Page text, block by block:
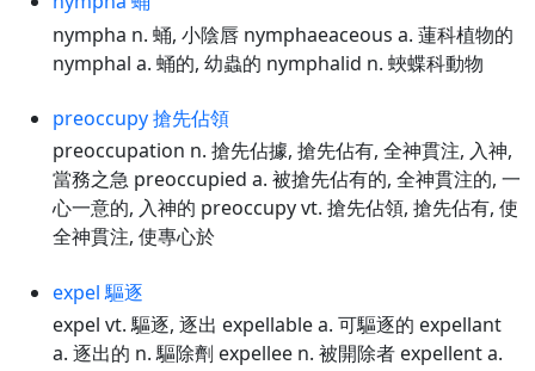
nympha n. 蛹, 小陰唇 nymphaeaceous a. 蓮科植物的
nymphal a. 蛹的, 幼蟲的 nymphalid n. 蛺蝶科動物
preoccupy 搶先佔領
preoccupation n. 搶先佔據, 搶先佔有, 全神貫注, 入神,
當務之急 preoccupied a. 被搶先佔有的, 全神貫注的, 一
心一意的, 入神的 preoccupy vt. 搶先佔領, 搶先佔有, 使
全神貫注, 使專心於
expel 驅逐
expel vt. 驅逐, 逐出 expellable a. 可驅逐的 expellant
a. 逐出的 n. 驅除劑 expellee n. 被開除者 expellent a.